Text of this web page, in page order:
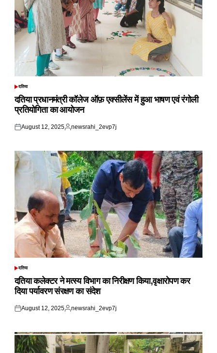
POSTED
दतिया
दतिया प्रधानमंत्री कॉलेज ऑफ़ एक्सीलेंस में हुआ भाषण एवं रंगोली
प्रतियोगिता का आयोजन
Posted
August 12, 2025
Posted
newsrahi_2evp7j
POSTED
दतिया
दतिया कलेक्टर ने मत्स्य विभाग का निरीक्षण किया,वृक्षारोपण कर
दिया पर्यावरण संरक्षण का संदेश
Posted
August 12, 2025
Posted
newsrahi_2evp7j